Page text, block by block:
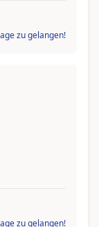
zu gelangen!
zu gelangen!